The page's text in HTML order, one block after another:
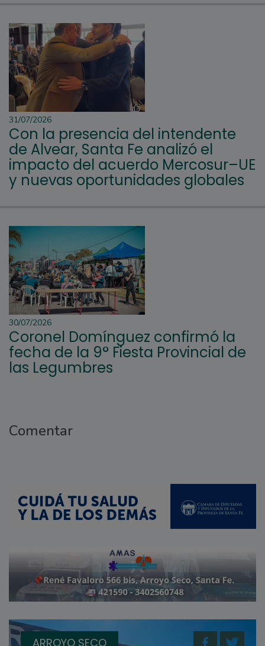
31/07/2026
Con la presencia del intendente
de Alvear, Santa Fe analizó el
impacto del acuerdo Mercosur–UE
y nuevas oportunidades globales
30/07/2026
Coronel Domínguez confirmó la
fecha de la 9° Fiesta Provincial de
las Legumbres
Comentar
ARROYO SECO